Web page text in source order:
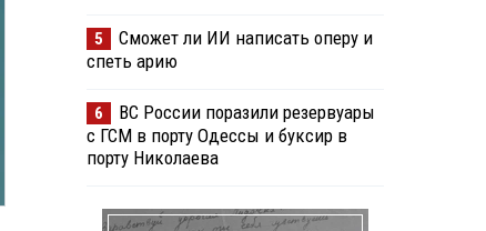
5
Сможет ли ИИ написать оперу и
спеть арию
6
ВС России поразили резервуары
с ГСМ в порту Одессы и буксир в
порту Николаева